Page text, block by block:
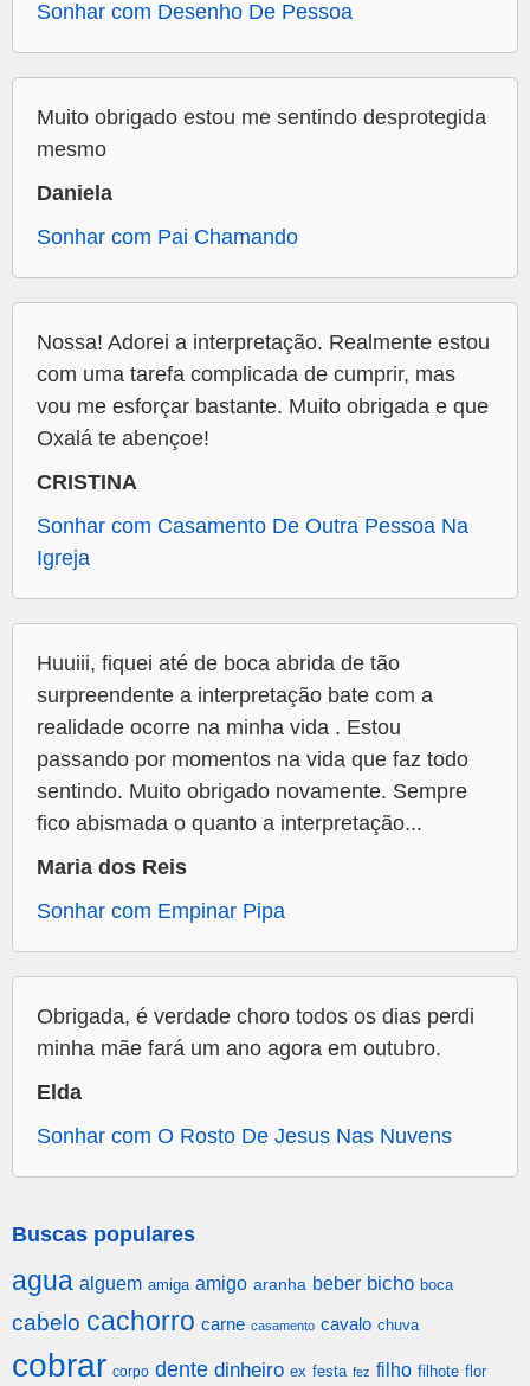
Sonhar com Desenho De Pessoa
Muito obrigado estou me sentindo desprotegida
mesmo
Daniela
Sonhar com Pai Chamando
Nossa! Adorei a interpretação. Realmente estou
com uma tarefa complicada de cumprir, mas
vou me esforçar bastante. Muito obrigada e que
Oxalá te abençoe!
CRISTINA
Sonhar com Casamento De Outra Pessoa Na
Igreja
Huuiii, fiquei até de boca abrida de tão
surpreendente a interpretação bate com a
realidade ocorre na minha vida . Estou
passando por momentos na vida que faz todo
sentindo. Muito obrigado novamente. Sempre
fico abismada o quanto a interpretação...
Maria dos Reis
Sonhar com Empinar Pipa
Obrigada, é verdade choro todos os dias perdi
minha mãe fará um ano agora em outubro.
Elda
Sonhar com O Rosto De Jesus Nas Nuvens
Buscas populares
agua alguem amiga amigo aranha beber bicho boca
cabelo cachorro carne casamento cavalo chuva
cobrar corpo dente dinheiro ex festa fez filho filhote flor